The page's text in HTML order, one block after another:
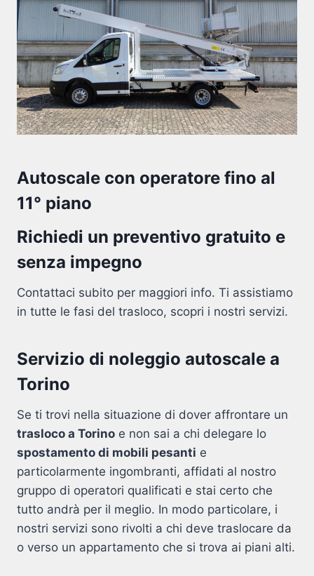
Autoscale con operatore fino al
11° piano
Richiedi un preventivo gratuito e
senza impegno
Contattaci subito per maggiori info. Ti assistiamo
in tutte le fasi del trasloco, scopri i nostri servizi.
Servizio di noleggio autoscale a
Torino
Se ti trovi nella situazione di dover affrontare un
trasloco a Torino e non sai a chi delegare lo
spostamento di mobili pesanti e
particolarmente ingombranti, affidati al nostro
gruppo di operatori qualificati e stai certo che
tutto andrà per il meglio. In modo particolare, i
nostri servizi sono rivolti a chi deve traslocare da
o verso un appartamento che si trova ai piani alti.